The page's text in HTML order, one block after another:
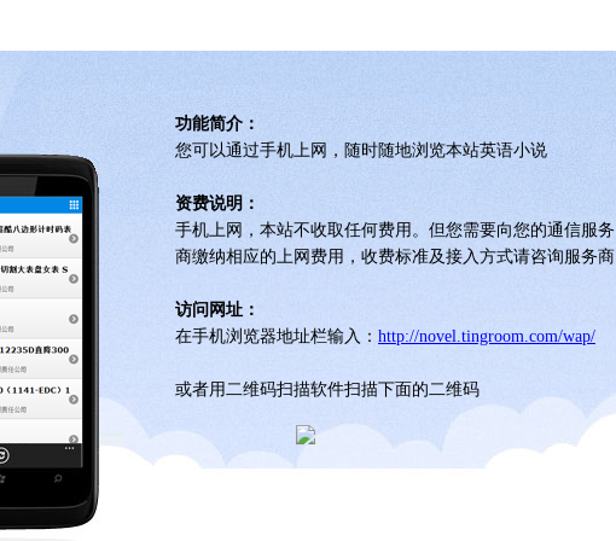
功能简介：
您可以通过手机上网，随时随地浏览本站英语小说
资费说明：
手机上网，本站不收取任何费用。但您需要向您的通信服务
商缴纳相应的上网费用，收费标准及接入方式请咨询服务商
访问网址：
在手机浏览器地址栏输入： http://novel.tingroom.com/wap/
或者用二维码扫描软件扫描下面的二维码